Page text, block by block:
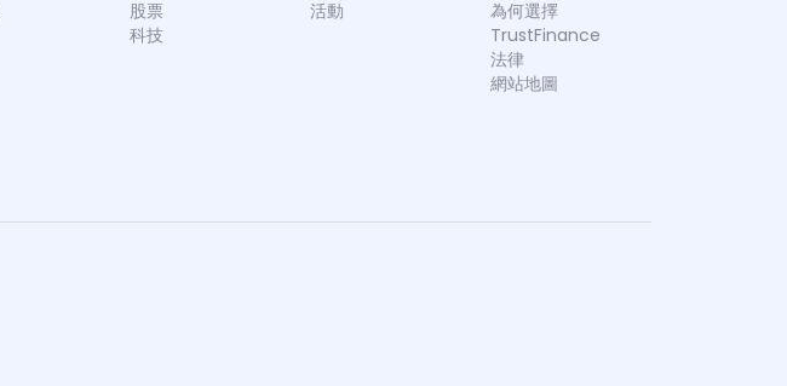
股票
科技
活動
為何選擇
TrustFinance
法律
網站地圖